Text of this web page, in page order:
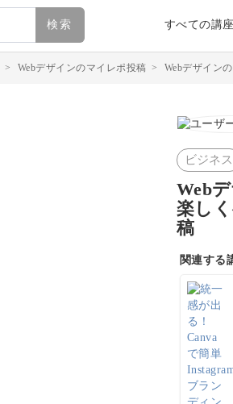
検索 すべての講座
> Webデザインのマイレポ投稿 > Webデザイン
ビジネス
Web
楽し
稿
関連する